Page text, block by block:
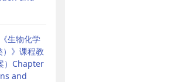
生物化学
》课程教
）Chapter
and